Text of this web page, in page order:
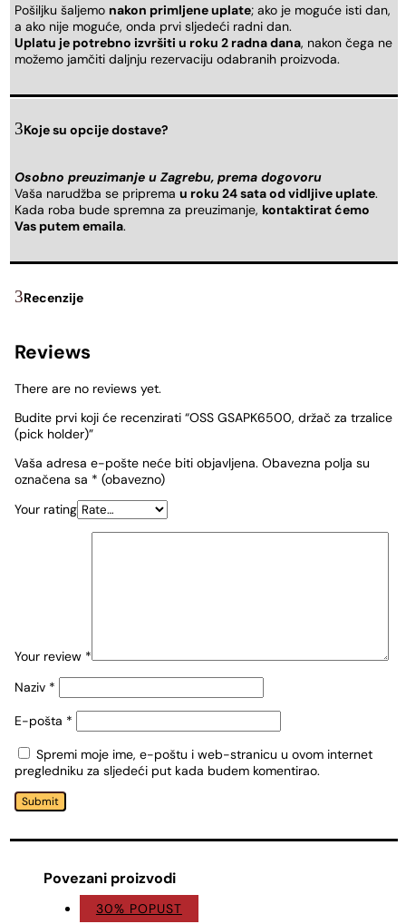
Pošiljku šaljemo nakon primljene uplate; ako je moguće isti dan,
a ako nije moguće, onda prvi sljedeći radni dan.
Uplatu je potrebno izvršiti u roku 2 radna dana, nakon čega ne
možemo jamčiti daljnju rezervaciju odabranih proizvoda.
Koje su opcije dostave?
Osobno preuzimanje u Zagrebu, prema dogovoru
Vaša narudžba se priprema u roku 24 sata od vidljive uplate.
Kada roba bude spremna za preuzimanje, kontaktirat ćemo
Vas putem emaila.
Recenzije
Reviews
There are no reviews yet.
Budite prvi koji će recenzirati “OSS GSAPK6500, držač za trzalice
(pick holder)”
Vaša adresa e-pošte neće biti objavljena. Obavezna polja su
označena sa * (obavezno)
Your rating
Your review *
Naziv *
E-pošta *
Spremi moje ime, e-poštu i web-stranicu u ovom internet
pregledniku za sljedeći put kada budem komentirao.
Submit
Povezani proizvodi
30% POPUST